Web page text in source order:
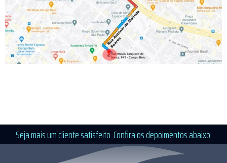
Seja mais um cliente satisfeito. Confira os depoimentos abaixo.